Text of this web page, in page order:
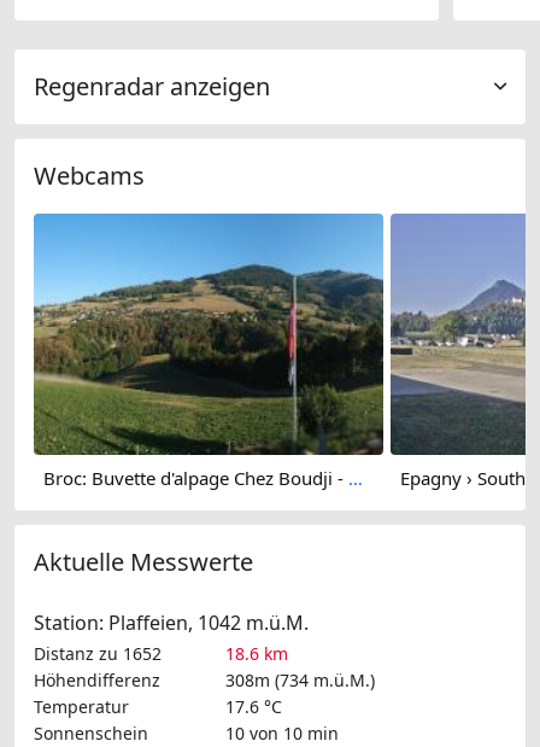
Regenradar anzeigen
Webcams
Broc: Buvette d'alpage Chez Boudji - Lac de Montsalvens - Gruyères - Moléson
Aktuelle Messwerte
Station: Plaffeien, 1042 m.ü.M.
Distanz zu 1652
18.6 km
Höhendifferenz
308m (734 m.ü.M.)
Temperatur
17.6 °C
Sonnenschein
10 von 10 min